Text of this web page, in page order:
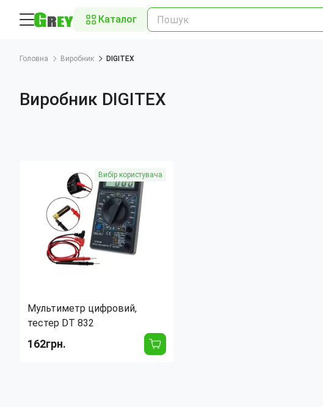
Каталог
Головна Виробник DIGITEX
Виробник DIGITEX
Вибір користувача
Мультиметр цифровий,
тестер DT 832
162грн.